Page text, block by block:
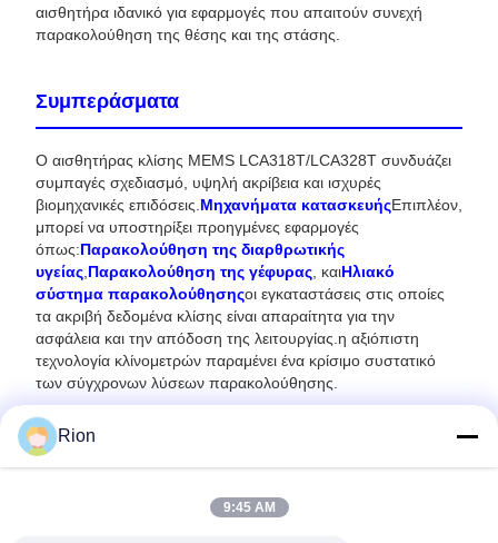
αισθητήρα ιδανικό για εφαρμογές που απαιτούν συνεχή
παρακολούθηση της θέσης και της στάσης.
Συμπεράσματα
Ο αισθητήρας κλίσης MEMS LCA318T/LCA328T συνδυάζει
συμπαγές σχεδιασμό, υψηλή ακρίβεια και ισχυρές
βιομηχανικές επιδόσεις. Μηχανήματα κατασκευήςΕπιπλέον,
μπορεί να υποστηρίξει προηγμένες εφαρμογές
όπως:Παρακολούθηση της διαρθρωτικής
υγείας Παρακολούθηση της γέφυρας , καιΗλιακό
σύστημα παρακολούθησηςοι εγκαταστάσεις στις οποίες
τα ακριβή δεδομένα κλίσης είναι απαραίτητα για την
ασφάλεια και την απόδοση της λειτουργίας.η αξιόπιστη
τεχνολογία κλίνομετρών παραμένει ένα κρίσιμο συστατικό
των σύγχρονων λύσεων παρακολούθησης.
Rion
9:45 AM